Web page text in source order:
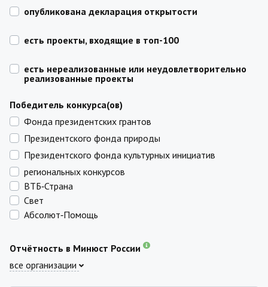
опубликована декларация открытости
есть проекты, входящие в топ-100
есть нереализованные или неудовлетворительно
реализованные проекты
Победитель конкурса(ов)
Фонда президентских грантов
Президентского фонда природы
Президентского фонда культурных инициатив
региональных конкурсов
ВТБ‑Страна
Свет
Абсолют‑Помощь
Отчётность в Минюст России
все организации